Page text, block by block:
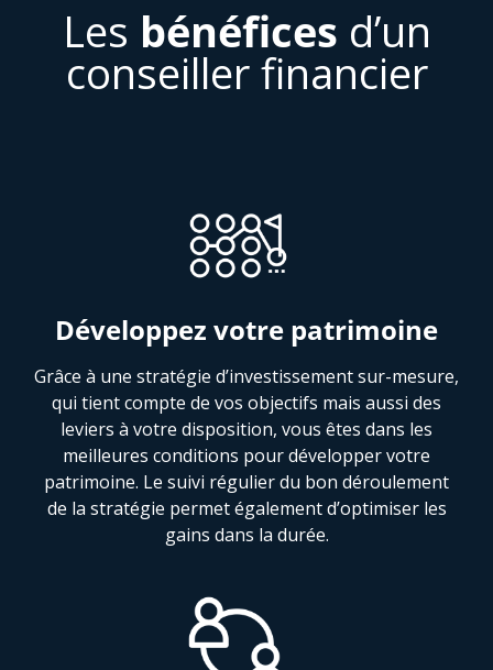
Les bénéfices d’un
conseiller financier
Développez votre patrimoine
Grâce à une stratégie d’investissement sur-mesure,
qui tient compte de vos objectifs mais aussi des
leviers à votre disposition, vous êtes dans les
meilleures conditions pour développer votre
patrimoine. Le suivi régulier du bon déroulement
de la stratégie permet également d’optimiser les
gains dans la durée.